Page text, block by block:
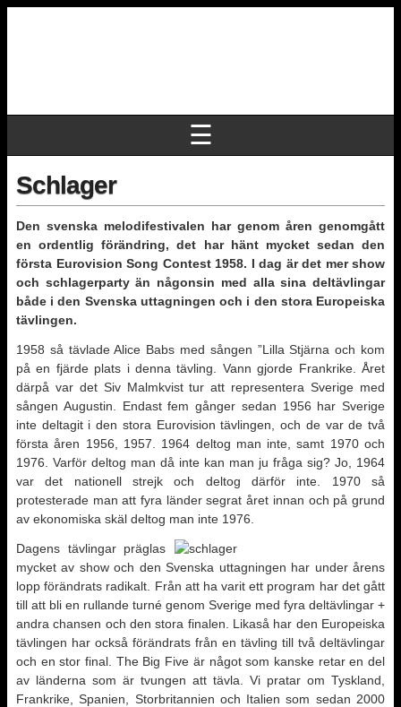
☰
Schlager
Den svenska melodifestivalen har genom åren genomgått
en ordentlig förändring, det har hänt mycket sedan den
första Eurovision Song Contest 1958. I dag är det mer show
och schlagerparty än någonsin med alla sina deltävlingar
både i den Svenska uttagningen och i den stora Europeiska
tävlingen.
1958 så tävlade Alice Babs med sången ”Lilla Stjärna och kom
på en fjärde plats i denna tävling. Vann gjorde Frankrike. Året
därpå var det Siv Malmkvist tur att representera Sverige med
sången Augustin. Endast fem gånger sedan 1956 har Sverige
inte deltagit i den stora Eurovision tävlingen, och de var de två
första åren 1956, 1957. 1964 deltog man inte, samt 1970 och
1976. Varför deltog man då inte kan man ju fråga sig? Jo, 1964
var det nationell strejk och deltog därför inte. 1970 så
protesterade man att fyra länder segrat året innan och på grund
av ekonomiska skäl deltog man inte 1976.
Dagens tävlingar präglas
mycket av show och den Svenska uttagningen har under årens
lopp förändrats radikalt. Från att ha varit ett program har det gått
till att bli en rullande turné genom Sverige med fyra deltävlingar +
andra chansen och den stora finalen. Likaså har den Europeiska
tävlingen har också förändrats från en tävling till två deltävlingar
och en stor final. The Big Five är något som kanske retar en del
av länderna som är tvungen att tävla. Vi pratar om Tyskland,
Frankrike, Spanien, Storbritannien och Italien som sedan 2000